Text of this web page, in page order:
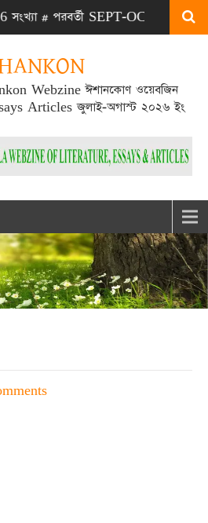
# পরবর্তী SEPT-OCT 2026
Webzine ঈশানকোণ ওয়েবজিন
Articles জুলাই-অগাস্ট ২০২৬ ইং